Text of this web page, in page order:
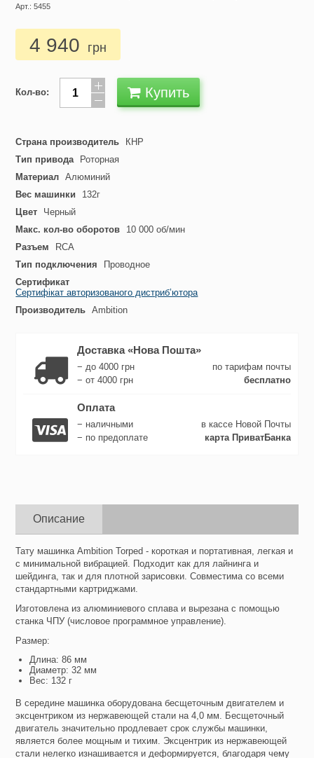
Арт.: 5455
4 940 грн
Кол-во: Купить
Страна производитель
КНР
Тип привода
Роторная
Материал Алюминий
Вес машинки
132г
Цвет
Черный
Макс. кол-во оборотов
10 000 об/мин
Разъем
RCA
Тип подключения
Проводное
Сертификат
Сертифікат авторизованого дистриб’ютора
Производитель Ambition
Доставка «Нова Пошта»
− до 4000 грн
по тарифам почты
− от 4000 грн
бесплатно
Оплата
− наличными
в кассе Новой Почты
− по предоплате
карта ПриватБанка
Описание
Тату машинка Ambition Torped - короткая и портативная, легкая и
с минимальной вибрацией. Подходит как для лайнинга и
шейдинга, так и для плотной зарисовки. Совместима со всеми
стандартными картриджами.
Изготовлена из алюминиевого сплава и вырезана с помощью
станка ЧПУ (числовое программное управление).
Размер:
Длина: 86 мм
Диаметр: 32 мм
Вес: 132 г
В середине машинка оборудована бесщеточным двигателем и
эксцентриком из нержавеющей стали на 4,0 мм. Бесщеточный
двигатель значительно продлевает срок службы машинки,
является более мощным и тихим. Эксцентрик из нержавеющей
стали нелегко изнашивается и деформируется, благодаря чему